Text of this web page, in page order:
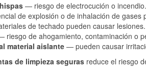
— riesgo de electrocución o incendio.
de explosión o de inhalación de gases
de techado pueden causar lesiones.
riesgo de ahogamiento, contaminación o
material aislante — pueden causar
de limpieza seguras reduce el riesgo